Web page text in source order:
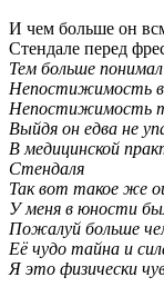
И чем больше он
Стендале перед
Тем больше
Непостижимость
Непостижимость
Выйдя он едва не
В медицинской
Стендаля
Так вот такое же
У меня в юности
Пожалуй больше
Её чудо тайна и
Я это физически